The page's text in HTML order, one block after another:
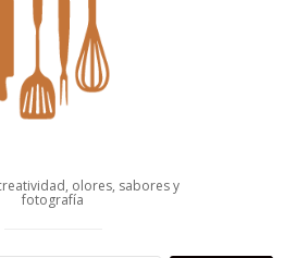
olores, sabores y
fotografía